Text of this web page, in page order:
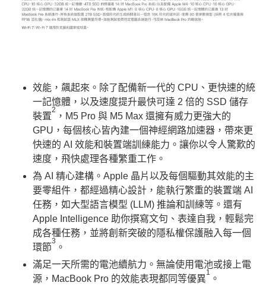
效能，飆起來。除了配備新一代的 CPU、更快速的統
一記憶體，以及速度提升最快可達 2 倍的 SSD 儲存
裝置
2
，M5 Pro 與 M5 Max 還擁有威力更強大的
GPU，每個核心皆內建一個神經網路加速器，帶來更
快速的 AI 效能和裝置端訓練能力。讓你以令人驚歎的
速度，飛快處理各種繁重工作。
為 AI 精心建構。Apple 晶片以及每個驅動其效能的主
要零組件，都經過精心設計，能執行繁重的裝置端 AI
任務，如大型語言模型 (LLM) 推論和訓練等。還有
Apple Intelligence 助你撰寫文句、表達自我，輕鬆完
成各種任務，並將創新突破的隱私權保護融入每一個
環節
3
。
滿足一天所需的電池續航力。無論使用電池或接上電
源，MacBook Pro 的效能表現都同等優異
1
。